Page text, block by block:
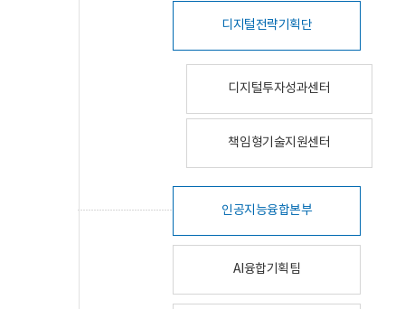
디지털전략기획단
디지털투자성과센터
책임형기술지원센터
인공지능융합본부
AI융합기획팀